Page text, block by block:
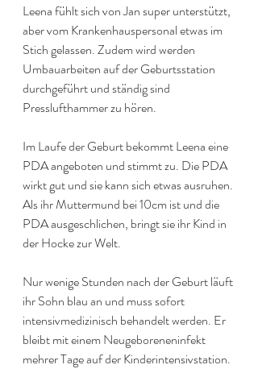
Leena fühlt sich von Jan super unterstützt,
aber vom Krankenhauspersonal etwas im
Stich gelassen. Zudem wird werden
Umbauarbeiten auf der Geburtsstation
durchgeführt und ständig sind
Presslufthammer zu hören.
Im Laufe der Geburt bekommt Leena eine
PDA angeboten und stimmt zu. Die PDA
wirkt gut und sie kann sich etwas ausruhen.
Als ihr Muttermund bei 10cm ist und die
PDA ausgeschlichen, bringt sie ihr Kind in
der Hocke zur Welt.
Nur wenige Stunden nach der Geburt läuft
ihr Sohn blau an und muss sofort
intensivmedizinisch behandelt werden. Er
bleibt mit einem Neugeboreneninfekt
mehrer Tage auf der Kinderintensivstation.